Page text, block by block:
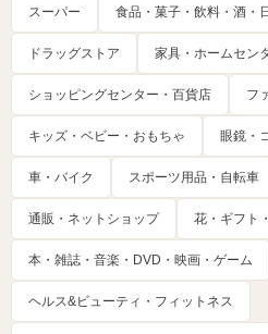
スーパー 食品・菓子・飲料・酒・
ドラッグストア 家具・ホームセン
ショッピングセンター・百貨店 フ
キッズ・ベビー・おもちゃ 眼鏡・
車・バイク スポーツ用品・自転車
通販・ネットショップ 花・ギフト
本・雑誌・音楽・DVD・映画・ゲーム
ヘルス&ビューティ・フィットネス